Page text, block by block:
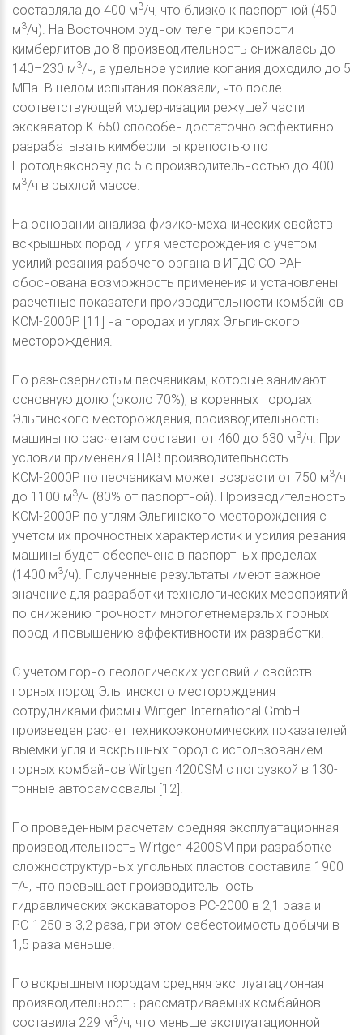
составляла до 400 м3/ч, что близко к паспортной (450
м3/ч). На Восточном рудном теле при крепости
кимберлитов до 8 производительность снижалась до
140–230 м3/ч, а удельное усилие копания доходило до 5
МПа. В целом испытания показали, что после
соответствующей модернизации режущей части
экскаватор К-650 способен достаточно эффективно
разрабатывать кимберлиты крепостью по
Протодьяконову до 5 с производительностью до 400
м3/ч в рыхлой массе.
На основании анализа физико-механических свойств
вскрышных пород и угля месторождения с учетом
усилий резания рабочего органа в ИГДС СО РАН
обоснована возможность применения и установлены
расчетные показатели производительности комбайнов
КСМ-2000Р [11] на породах и углях Эльгинского
месторождения.
По разнозернистым песчаникам, которые занимают
основную долю (около 70%), в коренных породах
Эльгинского месторождения, производительность
машины по расчетам составит от 460 до 630 м3/ч. При
условии применения ПАВ производительность
КСМ-2000Р по песчаникам может возрасти от 750 м3/ч
до 1100 м3/ч (80% от паспортной). Производительность
КСМ-2000Р по углям Эльгинского месторождения с
учетом их прочностных характеристик и усилия резания
машины будет обеспечена в паспортных пределах
(1400 м3/ч). Полученные результаты имеют важное
значение для разработки технологических мероприятий
по снижению прочности многолетнемерзлых горных
пород и повышению эффективности их разработки.
С учетом горно-геологических условий и свойств
горных пород Эльгинского месторождения
сотрудниками фирмы Wirtgen International GmbH
произведен расчет техникоэкономических показателей
выемки угля и вскрышных пород с использованием
горных комбайнов Wirtgen 4200SM с погрузкой в 130-
тонные автосамосвалы [12].
По проведенным расчетам средняя эксплуатационная
производительность Wirtgen 4200SM при разработке
сложноструктурных угольных пластов составила 1900
т/ч, что превышает производительность
гидравлических экскаваторов РС-2000 в 2,1 раза и
РС-1250 в 3,2 раза, при этом себестоимость добычи в
1,5 раза меньше.
По вскрышным породам средняя эксплуатационная
производительность рассматриваемых комбайнов
составила 229 м3/ч, что меньше эксплуатационной